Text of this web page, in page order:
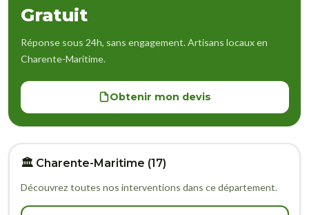
Gratuit
Réponse sous 24h, sans engagement. Artisans locaux en
Charente-Maritime.
Obtenir mon devis
🏛️ Charente-Maritime (17)
Découvrez toutes nos interventions dans ce département.